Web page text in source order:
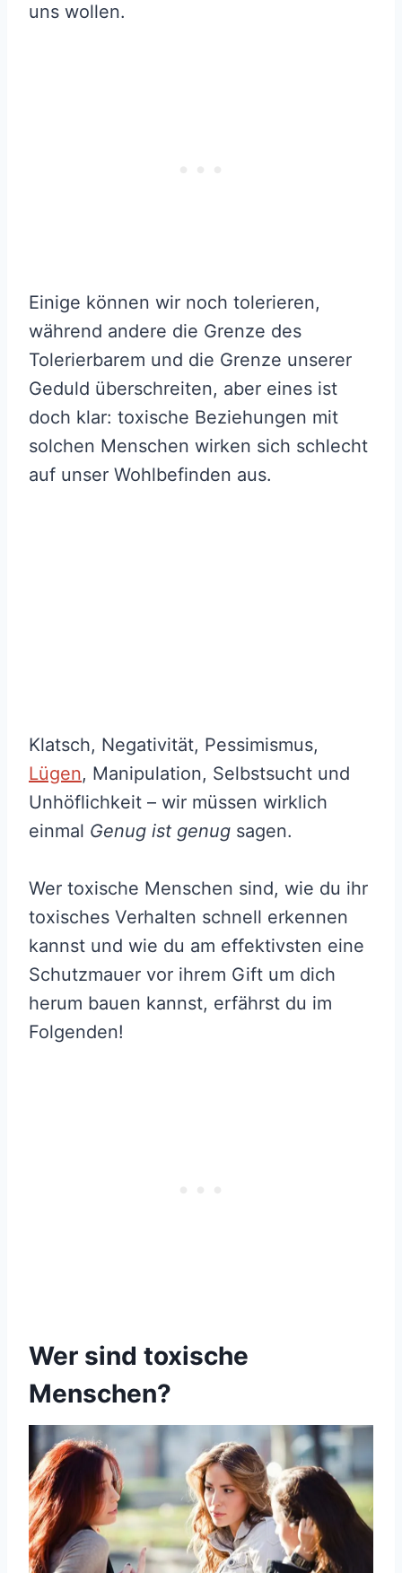
uns wollen.
Einige können wir noch tolerieren,
während andere die Grenze des
Tolerierbarem und die Grenze unserer
Geduld überschreiten, aber eines ist
doch klar: toxische Beziehungen mit
solchen Menschen wirken sich schlecht
auf unser Wohlbefinden aus.
Klatsch, Negativität, Pessimismus,
Lügen, Manipulation, Selbstsucht und
Unhöflichkeit – wir müssen wirklich
einmal Genug ist genug sagen.
Wer toxische Menschen sind, wie du ihr
toxisches Verhalten schnell erkennen
kannst und wie du am effektivsten eine
Schutzmauer vor ihrem Gift um dich
herum bauen kannst, erfährst du im
Folgenden!
Wer sind toxische
Menschen?